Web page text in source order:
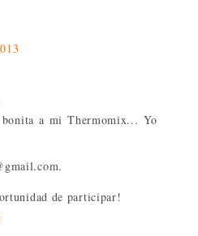
a mi Thermomix... Yo
de participar!